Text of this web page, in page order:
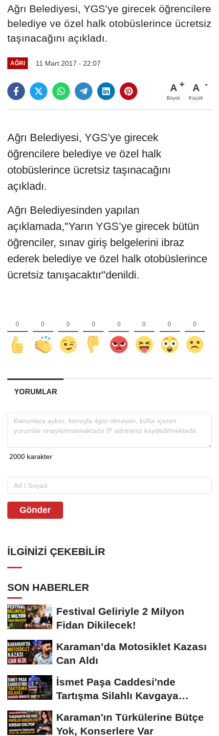
Ağrı Belediyesi, YGS’ye girecek öğrencilere
belediye ve özel halk otobüslerince ücretsiz
taşınacağını açıkladı.
AĞRI 11 Mart 2017 - 22:07
A
Büyüt
A
Küçült
Ağrı Belediyesi, YGS’ye girecek
öğrencilere belediye ve özel halk
otobüslerince ücretsiz taşınacağını
açıkladı.
Ağrı Belediyesinden yapılan
açıklamada,"Yarın YGS’ye girecek bütün
öğrenciler, sınav giriş belgelerini ibraz
ederek belediye ve özel halk otobüslerince
ücretsiz tanışacaktır"denildi.
YORUMLAR
Gönder
İLGINIZI ÇEKEBILIR
SON HABERLER
Festival Geliriyle 2 Milyon
Fidan Dikilecek!
Karaman’da Motosiklet Kazası
Can Aldı
İsmet Paşa Caddesi'nde
Tartışma Silahlı Kavgaya
Karaman'ın Türkülerine Bütçe
Yok, Konserlere Var